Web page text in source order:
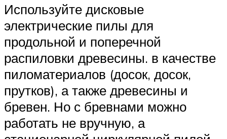
Используйте дисковые
электрические пилы для
продольной и поперечной
распиловки древесины. в качестве
пиломатериалов (досок, досок,
прутков), а также древесины и
бревен. Но с бревнами можно
работать не вручную, а